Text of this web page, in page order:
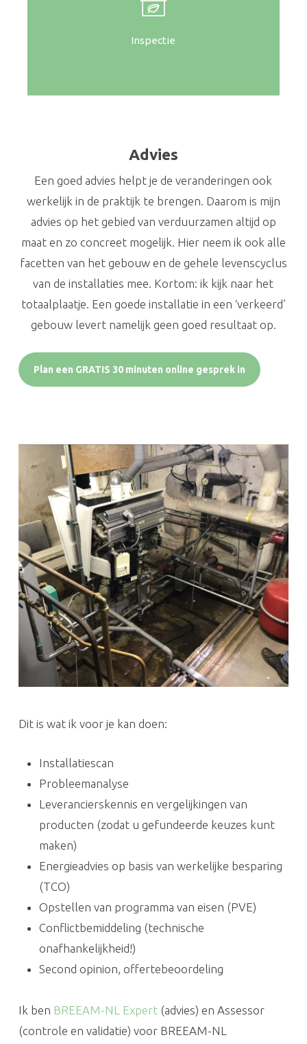
Inspectie
Advies
Een goed advies helpt je de veranderingen ook
werkelijk in de praktijk te brengen. Daarom is mijn
advies op het gebied van verduurzamen altijd op
maat en zo concreet mogelijk. Hier neem ik ook alle
facetten van het gebouw en de gehele levenscyclus
van de installaties mee. Kortom: ik kijk naar het
totaalplaatje. Een goede installatie in een ‘verkeerd’
gebouw levert namelijk geen goed resultaat op.
Plan een GRATIS 30 minuten online gesprek in
Dit is wat ik voor je kan doen:
Installatiescan
Probleemanalyse
Leverancierskennis en vergelijkingen van
producten (zodat u gefundeerde keuzes kunt
maken)
Energieadvies op basis van werkelijke besparing
(TCO)
Opstellen van programma van eisen (PVE)
Conflictbemiddeling (technische
onafhankelijkheid!)
Second opinion, offertebeoordeling
Ik ben BREEAM-NL Expert(advies) en Assessor
(controle en validatie) voor BREEAM-NL